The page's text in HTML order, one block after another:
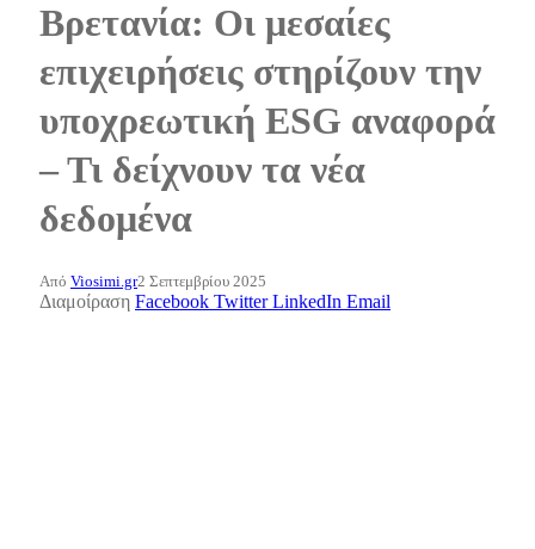
Βρετανία: Οι μεσαίες
επιχειρήσεις στηρίζουν την
υποχρεωτική ESG αναφορά
– Τι δείχνουν τα νέα
δεδομένα
Από Viosimi.gr2 Σεπτεμβρίου 2025
Διαμοίραση Facebook Twitter LinkedIn Email